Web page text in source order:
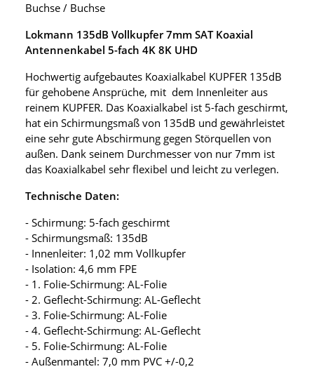
Buchse / Buchse
Lokmann 135dB Vollkupfer 7mm SAT Koaxial
Antennenkabel 5-fach 4K 8K UHD
Hochwertig aufgebautes Koaxialkabel KUPFER 135dB
für gehobene Ansprüche, mit dem Innenleiter aus
reinem KUPFER. Das Koaxialkabel ist 5-fach geschirmt,
hat ein Schirmungsmaß von 135dB und gewährleistet
eine sehr gute Abschirmung gegen Störquellen von
außen. Dank seinem Durchmesser von nur 7mm ist
das Koaxialkabel sehr flexibel und leicht zu verlegen.
Technische Daten:
- Schirmung: 5-fach geschirmt
- Schirmungsmaß: 135dB
- Innenleiter: 1,02 mm Vollkupfer
- Isolation: 4,6 mm FPE
- 1. Folie-Schirmung: AL-Folie
- 2. Geflecht-Schirmung: AL-Geflecht
- 3. Folie-Schirmung: AL-Folie
- 4. Geflecht-Schirmung: AL-Geflecht
- 5. Folie-Schirmung: AL-Folie
- Außenmantel: 7,0 mm PVC +/-0,2